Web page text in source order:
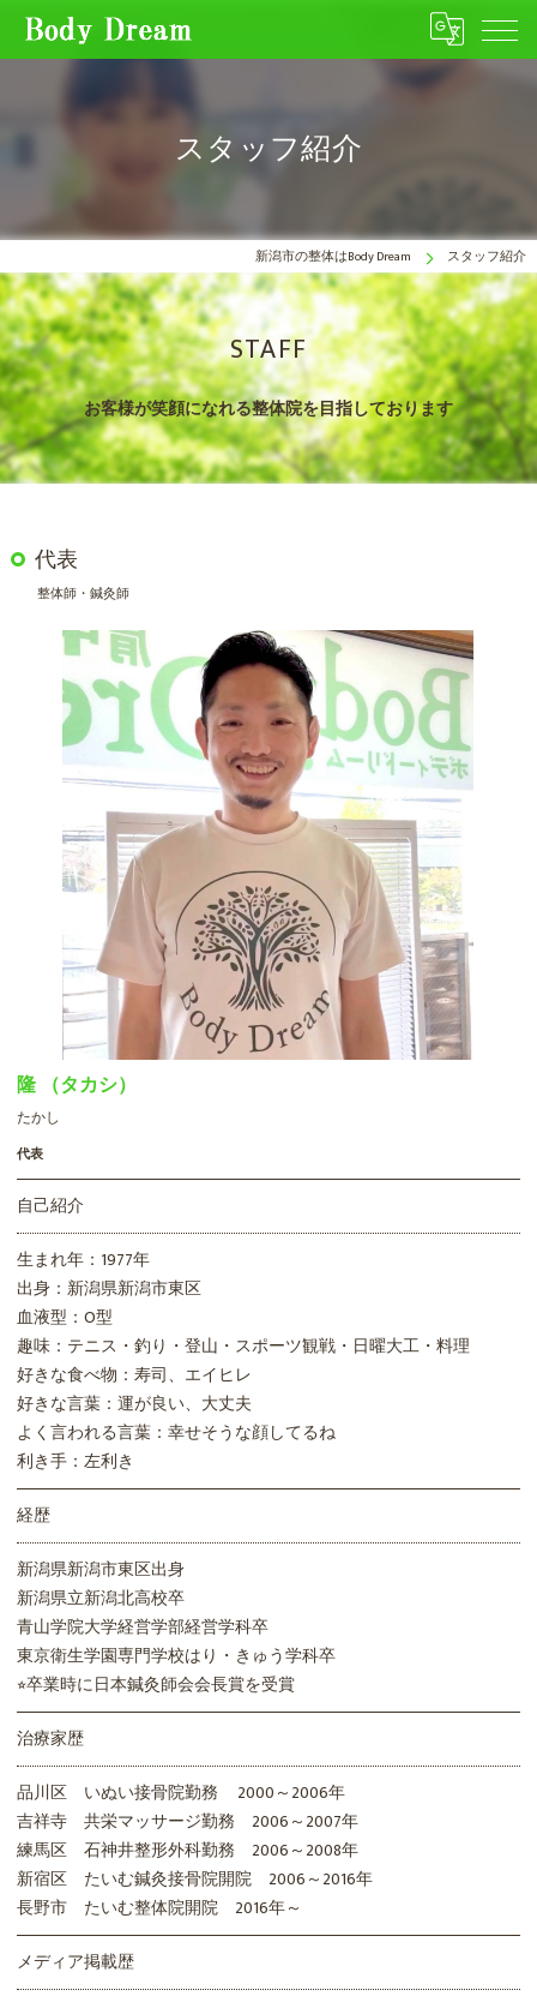
スタッフ紹介
新潟市の整体はBody Dream スタッフ紹介
お客様が笑顔になれる整体院を目指しております
STAFF
代表
整体師・鍼灸師
隆 （タカシ）
たかし
代表
自己紹介
生まれ年：1977年
出身：新潟県新潟市東区
血液型：O型
趣味：テニス・釣り・登山・スポーツ観戦・日曜大工・料理
好きな食べ物：寿司、エイヒレ
好きな言葉：運が良い、大丈夫
よく言われる言葉：幸せそうな顔してるね
利き手：左利き
経歴
新潟県新潟市東区出身
新潟県立新潟北高校卒
青山学院大学経営学部経営学科卒
東京衛生学園専門学校はり・きゅう学科卒
⭐︎卒業時に日本鍼灸師会会長賞を受賞
治療家歴
品川区 いぬい接骨院勤務 2000～2006年
吉祥寺 共栄マッサージ勤務 2006～2007年
練馬区 石神井整形外科勤務 2006～2008年
新宿区 たいむ鍼灸接骨院開院 2006～2016年
長野市 たいむ整体院開院 2016年～
メディア掲載歴